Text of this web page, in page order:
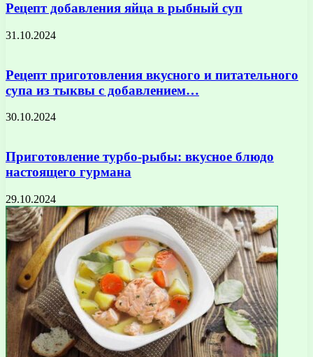
Рецепт добавления яйца в рыбный суп
31.10.2024
Рецепт приготовления вкусного и питательного
супа из тыквы с добавлением…
30.10.2024
Приготовление турбо-рыбы: вкусное блюдо
настоящего гурмана
29.10.2024